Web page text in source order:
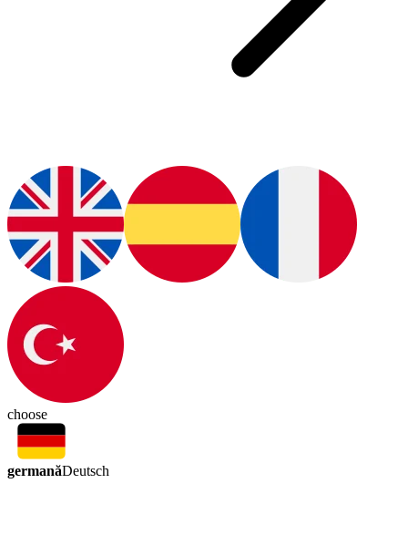
choose
germanăDeutsch